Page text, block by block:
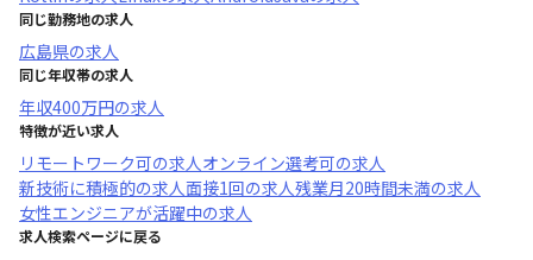
同じ勤務地の求人
広島県の求人
同じ年収帯の求人
年収400万円の求人
特徴が近い求人
リモートワーク可の求人オンライン選考可の求人
新技術に積極的の求人面接1回の求人残業月20時間未満の求人
女性エンジニアが活躍中の求人
求人検索ページに戻る